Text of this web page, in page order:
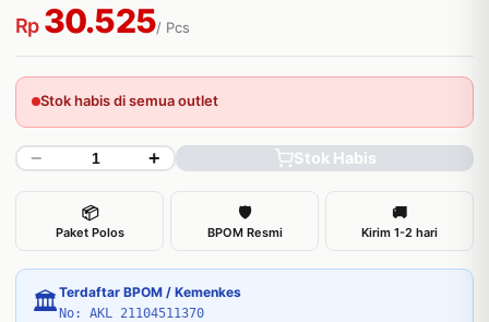
Rp 30.525/ Pcs
Stok habis di semua outlet
− + Stok Habis
📦
Paket Polos
🛡
BPOM Resmi
🚚
Kirim 1-2 hari
🏛Terdaftar BPOM / Kemenkes
No: AKL 21104511370